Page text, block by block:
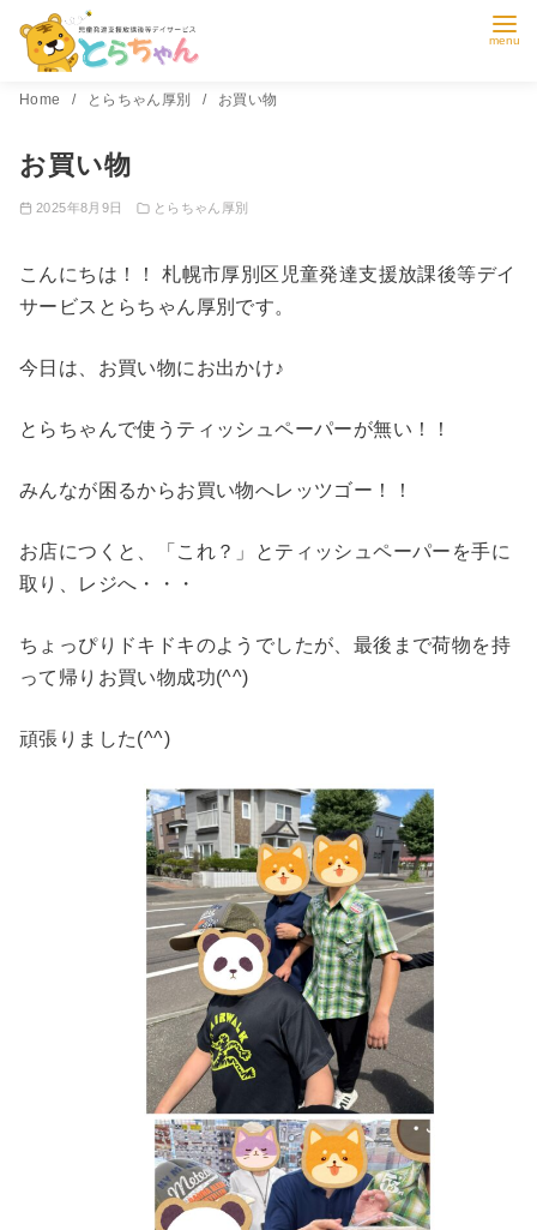
Home とらちゃん厚別 お買い物
お買い物
2025年8月9日 とらちゃん厚別
こんにちは！！ 札幌市厚別区児童発達支援放課後等デイ
サービスとらちゃん厚別です。
今日は、お買い物にお出かけ♪
とらちゃんで使うティッシュペーパーが無い！！
みんなが困るからお買い物へレッツゴー！！
お店につくと、「これ？」とティッシュペーパーを手に
取り、レジへ・・・
ちょっぴりドキドキのようでしたが、最後まで荷物を持
って帰りお買い物成功(^^)
頑張りました(^^)